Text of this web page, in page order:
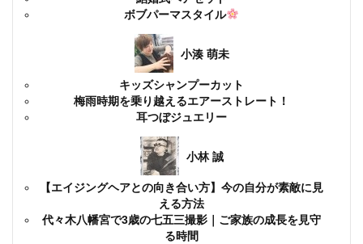
ボブパーマスタイル
小湊 萌未
キッズシャンプーカット
梅雨時期を乗り越えるエアーストレート！
耳つぼジュエリー
小林 誠
【エイジングヘアとの向き合い方】今の自分が素敵に見
える方法
代々木八幡宮で3歳の七五三撮影｜ご家族の成長を見守
る時間